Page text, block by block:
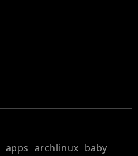
apps archlinux baby